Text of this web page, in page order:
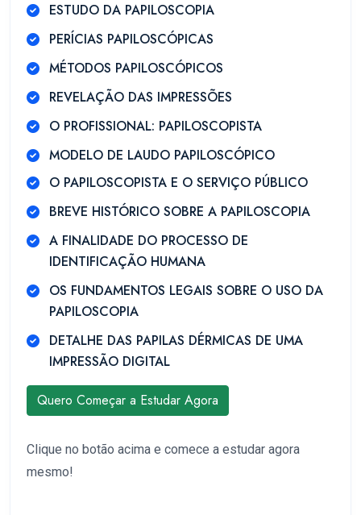
ESTUDO DA PAPILOSCOPIA
PERÍCIAS PAPILOSCÓPICAS
MÉTODOS PAPILOSCÓPICOS
REVELAÇÃO DAS IMPRESSÕES
O PROFISSIONAL: PAPILOSCOPISTA
MODELO DE LAUDO PAPILOSCÓPICO
O PAPILOSCOPISTA E O SERVIÇO PÚBLICO
BREVE HISTÓRICO SOBRE A PAPILOSCOPIA
A FINALIDADE DO PROCESSO DE
IDENTIFICAÇÃO HUMANA
OS FUNDAMENTOS LEGAIS SOBRE O USO DA
PAPILOSCOPIA
DETALHE DAS PAPILAS DÉRMICAS DE UMA
IMPRESSÃO DIGITAL
Quero Começar a Estudar Agora
Clique no botão acima e comece a estudar agora
mesmo!